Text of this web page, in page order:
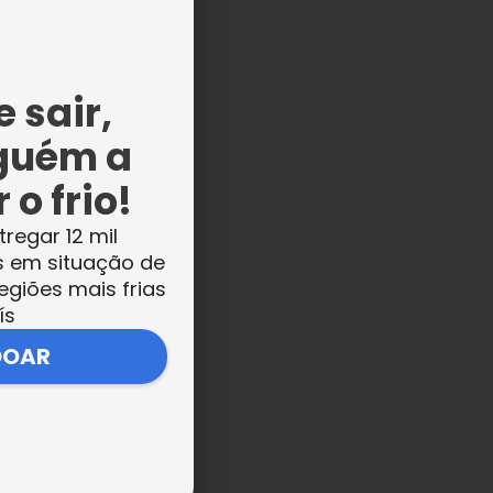
sair,
a
o frio!
12 mil
em situação de
mais frias